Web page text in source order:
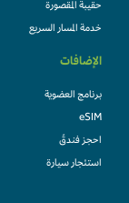
حقيبة المقصورة
خدمة المسار السريع
الإضافات
برنامج العضوية
eSIM
احجز فندقً
استئجار سيارة